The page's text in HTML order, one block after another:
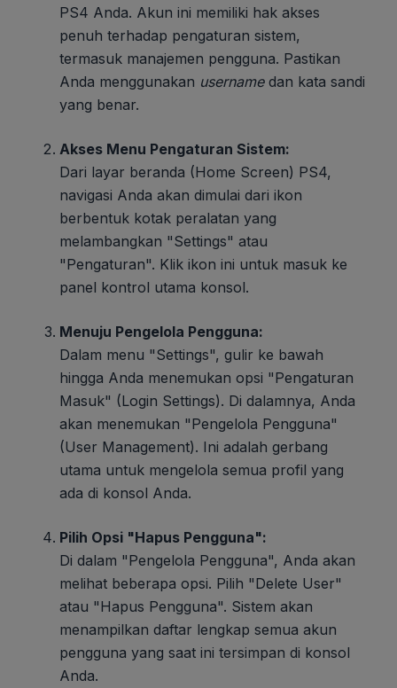
PS4 Anda. Akun ini memiliki hak akses
penuh terhadap pengaturan sistem,
termasuk manajemen pengguna. Pastikan
Anda menggunakan usernamedan kata sandi
yang benar.
Akses Menu Pengaturan Sistem:
Dari layar beranda (Home Screen) PS4,
navigasi Anda akan dimulai dari ikon
berbentuk kotak peralatan yang
melambangkan "Settings" atau
"Pengaturan". Klik ikon ini untuk masuk ke
panel kontrol utama konsol.
Menuju Pengelola Pengguna:
Dalam menu "Settings", gulir ke bawah
hingga Anda menemukan opsi "Pengaturan
Masuk" (Login Settings). Di dalamnya, Anda
akan menemukan "Pengelola Pengguna"
(User Management). Ini adalah gerbang
utama untuk mengelola semua profil yang
ada di konsol Anda.
Pilih Opsi "Hapus Pengguna":
Di dalam "Pengelola Pengguna", Anda akan
melihat beberapa opsi. Pilih "Delete User"
atau "Hapus Pengguna". Sistem akan
menampilkan daftar lengkap semua akun
pengguna yang saat ini tersimpan di konsol
Anda.